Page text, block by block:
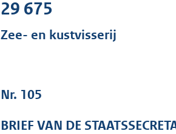
29 675
Zee- en kustvisserij
Nr. 105
BRIEF VAN DE